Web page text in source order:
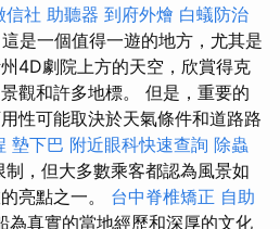
信社 助聽器 到府外燴 白蟻防治
這是一個值得一遊的地方，尤其是
4D劇院上方的天空，欣賞得克
觀和許多地標。 但是，重要的
性可能取決於天氣條件和道路路
墊下巴 附近眼科快速查詢 除蟲
，但大多數乘客都認為風景如
亮點之一。 台中脊椎矯正 自助
為真實的當地經歷和深厚的文化